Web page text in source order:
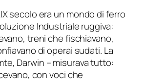
secolo era un mondo di ferro
Industriale ruggiva:
treni che fischiavano,
di operai sudati. La
Darwin – misurava tutto:
con voci che